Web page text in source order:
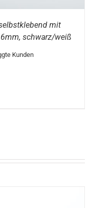
mit
schwarz/weiß
Kunden